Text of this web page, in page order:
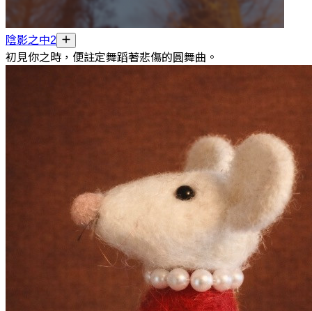
陰影之中2
初見你之時，便註定舞蹈著悲傷的圓舞曲。